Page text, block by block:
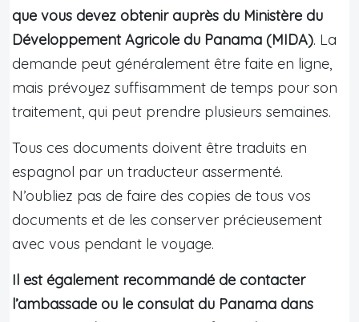
que vous devez obtenir auprès du Ministère du
Développement Agricole du Panama (MIDA). La
demande peut généralement être faite en ligne,
mais prévoyez suffisamment de temps pour son
traitement, qui peut prendre plusieurs semaines.
Tous ces documents doivent être traduits en
espagnol par un traducteur assermenté.
N’oubliez pas de faire des copies de tous vos
documents et de les conserver précieusement
avec vous pendant le voyage.
Il est également recommandé de contacter
l’ambassade ou le consulat du Panama dans